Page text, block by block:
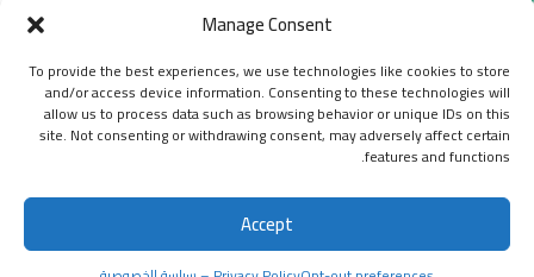
Manage Consent
To provide the best experiences, we use technologies like cookies to store
and/or access device information. Consenting to these technologies will
allow us to process data such as browsing behavior or unique IDs on this
site. Not consenting or withdrawing consent, may adversely affect certain
features and functions.
Accept
© حقوق النشر 2026، جميع الحقوق محفوظة |
نمبروزو | أكبر دليل
للهواتف
إخلاء مسؤولية عام (Disclaimer)